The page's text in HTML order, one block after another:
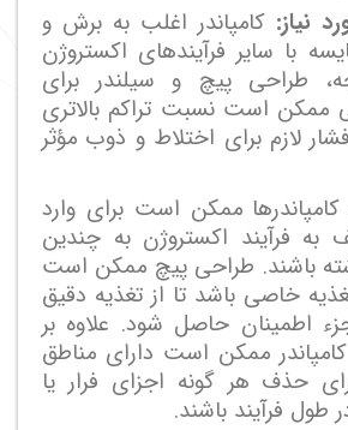
کامپاندر اغلب به برش و
با سایر فرآیندهای اکستروژن
طراحی پیچ و سیلندر برای
ممکن است نسبت تراکم بالاتری
لازم برای اختلاط و ذوب مؤثر
کامپاندرها ممکن است برای وارد
به فرآیند اکستروژن به چندین
باشند. طراحی پیچ ممکن است
خاصی باشد تا از تغذیه دقیق
اطمینان حاصل شود. علاوه بر
ممکن است دارای مناطق
حذف هر گونه اجزای فرار یا
طول فرآیند باشند.